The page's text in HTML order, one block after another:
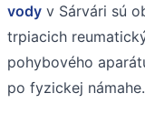
vody v Sárvári sú
trpiacich
pohybového
po fyzickej námahe.